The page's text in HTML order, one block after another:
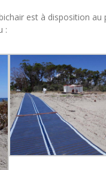
est à disposition
: